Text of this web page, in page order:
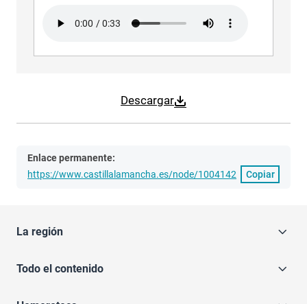
Descargar
Enlace permanente:
https://www.castillalamancha.es/node/1004142
Copiar
La región
Todo el contenido